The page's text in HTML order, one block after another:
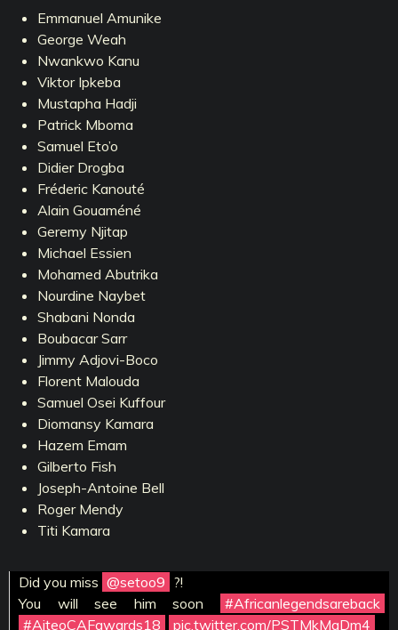
Emmanuel Amunike
George Weah
Nwankwo Kanu
Viktor Ipkeba
Mustapha Hadji
Patrick Mboma
Samuel Eto’o
Didier Drogba
Fréderic Kanouté
Alain Gouaméné
Geremy Njitap
Michael Essien
Mohamed Abutrika
Nourdine Naybet
Shabani Nonda
Boubacar Sarr
Jimmy Adjovi-Boco
Florent Malouda
Samuel Osei Kuffour
Diomansy Kamara
Hazem Emam
Gilberto Fish
Joseph-Antoine Bell
Roger Mendy
Titi Kamara
Did you miss @setoo9 ?!
You will see him soon
#Africanlegendsareback
#AiteoCAFawards18
pic.twitter.com/PSTMkMaDm4